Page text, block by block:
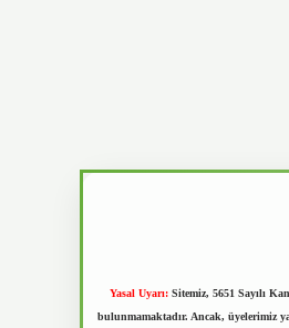
Yasal Uyarı: Sitemiz, 5651 Sayılı
bulunmamaktadır. Ancak, üyelerimiz